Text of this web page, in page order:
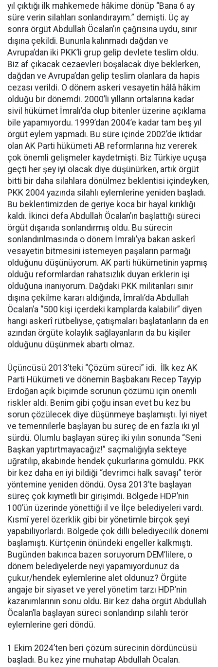
yıl çıktığı ilk mahkemede hâkime dönüp “Bana 6 ay
süre verin silahları sonlandırayım.” demişti. Üç ay
sonra örgüt Abdullah Öcalan’ın çağrısına uydu, sınır
dışına çekildi. Bununla kalınmadı dağdan ve
Avrupa’dan iki PKK’li grup gelip devlete teslim oldu.
Biz af çıkacak cezaevleri boşalacak diye beklerken,
dağdan ve Avrupa’dan gelip teslim olanlara da hapis
cezası verildi. O dönem askeri vesayetin hâlâ hâkim
olduğu bir dönemdi. 2000’li yılların ortalarına kadar
sivil hükümet İmralı’da olup bitenler üzerine açıklama
bile yapamıyordu. 1999’dan 2004’e kadar tam beş yıl
örgüt eylem yapmadı. Bu süre içinde 2002’de iktidar
olan AK Parti hükümeti AB reformlarına hız vererek
çok önemli gelişmeler kaydetmişti. Biz Türkiye uçuşa
geçti her şey iyi olacak diye düşünürken, artık örgüt
bitti bir daha silahlara dönülmez beklentisi içindeyken,
PKK 2004 yazında silahlı eylemlerine yeniden başladı.
Bu beklentimizden de geriye koca bir hayal kırıklığı
kaldı. İkinci defa Abdullah Öcalan’ın başlattığı süreci
örgüt dışarıda sonlandırmış oldu. Bu sürecin
sonlandırılmasında o dönem İmralı’ya bakan askerî
vesayetin bitmesini istemeyen paşaların parmağı
olduğunu düşünüyorum. AK parti hükümetinin yapmış
olduğu reformlardan rahatsızlık duyan erklerin işi
olduğuna inanıyorum. Dağdaki PKK militanları sınır
dışına çekilme kararı aldığında, İmralı’da Abdullah
Öcalan’a “500 kişi içerdeki kamplarda kalabilir” diyen
hangi askerî rütbeliyse, çatışmaları başlatanların da en
azından örgüte kolaylık sağlayanların da bu kişiler
olduğunu düşünmek abartı olmaz.
Üçüncüsü 2013’teki “Çözüm süreci” idi. İlk kez AK
Parti Hükümeti ve dönemin Başbakanı Recep Tayyip
Erdoğan açık biçimde sorunun çözümü için önemli
riskler aldı. Benim gibi çoğu insan evet bu kez bu
sorun çözülecek diye düşünmeye başlamıştı. İyi niyet
ve temennilerle başlayan bu süreç de en fazla iki yıl
sürdü. Olumlu başlayan süreç iki yılın sonunda “Seni
Başkan yaptırtmayacağız!” saçmalığıyla sekteye
uğratılıp, akabinde hendek çukurlarına gömüldü. PKK
bir kez daha en iyi bildiği “devrimci halk savaşı” terör
yöntemine yeniden döndü. Oysa 2013’te başlayan
süreç çok kıymetli bir girişimdi. Bölgede HDP’nin
100’ün üzerinde yönettiği il ve İlçe belediyeleri vardı.
Kısmî yerel özerklik gibi bir yönetimle birçok şeyi
yapabiliyorlardı. Bölgede çok dilli belediyecilik dönemi
başlamıştı. Kürtçenin önündeki engeller kalkmıştı.
Bugünden bakınca bazen soruyorum DEM’lilere, o
dönem belediyelerde neyi yapamıyordunuz da
çukur/hendek eylemlerine alet oldunuz? Örgüte
angaje bir siyaset ve yerel yönetim tarzı HDP’nin
kazanımlarının sonu oldu. Bir kez daha örgüt Abdullah
Öcalan’la başlayan süreci sonlandırıp silahlı terör
eylemlerine geri döndü.
1 Ekim 2024’ten beri çözüm sürecinin dördüncüsü
başladı. Bu kez yine muhatap Abdullah Öcalan.